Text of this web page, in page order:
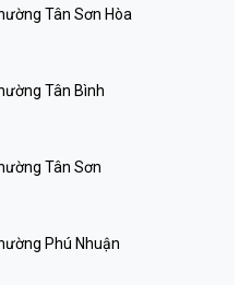
Tân Sơn Hòa
Tân Bình
Tân Sơn
Phú Nhuận